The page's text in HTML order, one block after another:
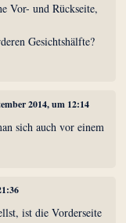
Vor- und Rückseite,
Gesichtshälfte?
2014, um 12:14
sich auch vor einem
ist die Vorderseite